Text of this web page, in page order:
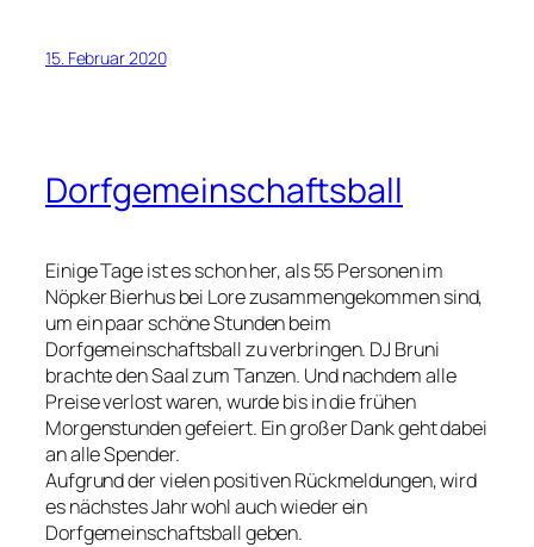
15. Februar 2020
Dorfgemeinschaftsball
Einige Tage ist es schon her, als 55 Personen im
Nöpker Bierhus bei Lore zusammengekommen sind,
um ein paar schöne Stunden beim
Dorfgemeinschaftsball zu verbringen. DJ Bruni
brachte den Saal zum Tanzen. Und nachdem alle
Preise verlost waren, wurde bis in die frühen
Morgenstunden gefeiert. Ein großer Dank geht dabei
an alle Spender.
Aufgrund der vielen positiven Rückmeldungen, wird
es nächstes Jahr wohl auch wieder ein
Dorfgemeinschaftsball geben.